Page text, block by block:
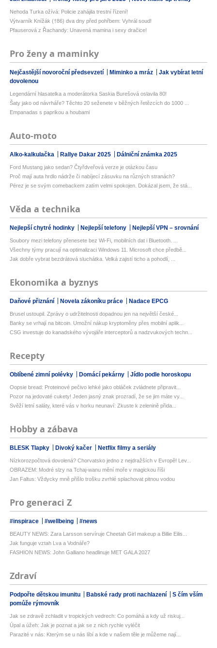
Nehoda Turka ožívá: Policie zahájila trestní řízení!
Výtvarník Knížák (†86) dva dny před pohřbem: Vyhrál soud!
Pfauserová z Řachandy: Unavená mamina i sexy dračice!
Pro ženy a maminky
Nejčastější novoroční předsevzetí Miminko a mráz
Jak vybírat letní
dovolenou
Legendární hlasatelka a moderátorka Saskia Burešová oslavila 80!
Šaty jako od návrháře? Těchto 20 seženete v běžných řetězcích do 1000 ...
Empanadas s paprikou a houbami
Auto-moto
Alko-kalkulačka Rallye Dakar 2025 Dálniční známka 2025
Ford Mustang jako sedan? Čtyřdveřová verze je otázkou času
Proč mají auta hrdlo nádrže či nabíjecí zásuvku na různých stranách?
Pérez je se svým comebackem zatím velmi spokojen. Dokázal jsem, že stá...
Věda a technika
Nejlepší chytré hodinky Nejlepší telefony Nejlepší VPN – srovnání
Soubory mezi telefony přenesete bez Wi-Fi, mobilních dat i Bluetooth. ...
Všechny týmy pracují na optimalizaci Windows 11. Microsoft chce předbě...
Jak dobře vybrat bezdrátová sluchátka. Velká zajistí ticho a pohodlí, ...
Ekonomika a byznys
Daňové přiznání Novela zákoníku práce Nadace EPCG
Brusel ustoupil. Zprávy o udržitelnosti dopadnou jen na největší české...
Banky se vrhají na bitcoin. Umožní nákup kryptoměny přes mobilní aplik...
CSG investuje do kanadského vývojáře interceptorů a nadzvukových techn...
Recepty
Oblíbené zimní polévky Domácí pekárny Jídlo podle horoskopu
Oopsie bread: Proteinové pečivo lehké jako obláček zvládnete připravit...
Pozor na jedovaté cukety! Jeden jasný znak prozradí, že se jim máte vy...
Svěží letní saláty, které vás v horku neunaví: Zkuste k zelenině přida...
Hobby a zábava
BLESK Tlapky Divoký kačer Netflix filmy a seriály
Nízkorozpočtová dovolená? Chorvatsko jedno z nejdražších v Evropě! Lev...
OBRAZEM: Modré slzy na Tchaj-wanu mění moře v magickou říši
Jan Faltus: Vždycky mně přišlo trošku zvrhlé splachovat pitnou vodou
Pro generaci Z
#inspirace #wellbeing #news
BEAUTY NEWS: Zara Larsson servíruje Cheetah Girl makeup a Billie Eilis...
Jak funguje vztah Lva a Vodnáře?
FASHION NEWS: John Galliano headlinuje MET GALA 2027
Zdraví
Podpořte dětskou imunitu Babské rady proti nachlazení
S čím vším
pomůže rýmovník
Jak se zdravě zchladit v tropických vedrech: Co pomáhá a kdy už riskuj...
Úpal a úžeh: Jak je poznat a jak se z nich rychle vyléčit
Parazité v nás: Kterým se u nás líbí a kde v našem těle je můžeme nají...